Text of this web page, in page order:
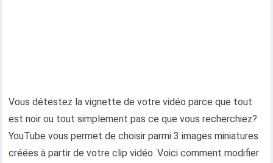
Vous détestez la vignette de votre vidéo parce que tout
est noir ou tout simplement pas ce que vous recherchiez?
YouTube vous permet de choisir parmi 3 images miniatures
créées à partir de votre clip vidéo. Voici comment modifier